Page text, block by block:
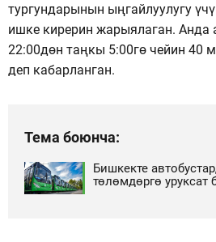
тургундарынын ыңгайлуулугу
ишке кирерин жарыялаган. Анда
22:00дөн таңкы 5:00гө чейин 40
деп кабарланган.
Тема боюнча:
Бишкекте
төлөмдөргө